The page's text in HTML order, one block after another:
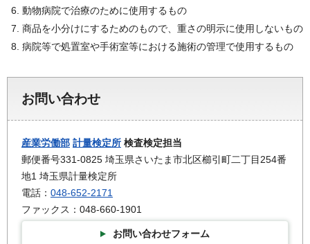
動物病院で治療のために使用するもの
商品を小分けにするためのもので、重さの明示に使用しないもの
病院等で処置室や手術室等における施術の管理で使用するもの
お問い合わせ
産業労働部 計量検定所 検査検定担当
郵便番号331-0825 埼玉県さいたま市北区櫛引町二丁目254番
地1 埼玉県計量検定所
電話： 048-652-2171
ファックス：048-660-1901
お問い合わせフォーム